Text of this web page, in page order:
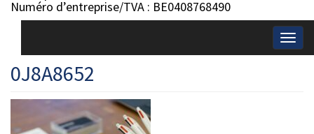
Numéro d’entreprise/TVA : BE0408768490
0J8A8652